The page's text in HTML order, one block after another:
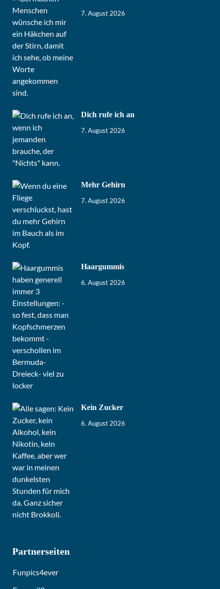
7. August 2026
Dich rufe ich an
7. August 2026
Mehr Gehirn
7. August 2026
Haargummis
6. August 2026
Kein Zucker
6. August 2026
Partnerseiten
Funpics4ever